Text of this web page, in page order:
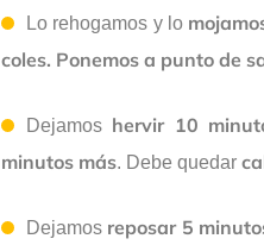
Lo rehogamos y lo
coles. Ponemos a punto de
Dejamos hervir 10
minutos más. Debe quedar
Dejamos reposar 5